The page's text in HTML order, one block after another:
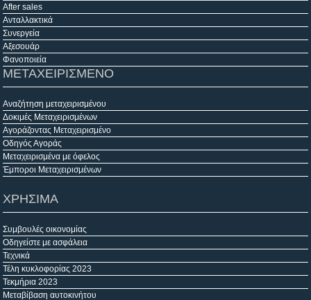
After sales
Ανταλλακτικά
Συνεργεία
Αξεσουάρ
Φανοποιεία
ΜΕΤΑΧΕΙΡΙΣΜΕΝΟ
Αναζήτηση μεταχειρισμένου
Δοκιμές Μεταχειρισμένων
Αγοράζοντας Μεταχειρισμένο
Οδηγός Αγοράς
Μεταχειρισμένα με όφελος
Έμποροι Μεταχειρισμένων
ΧΡΗΣΙΜΑ
Συμβουλές οικονομίας
Οδηγείστε με ασφάλεια
Τεχνικά
Τέλη κυκλοφορίας 2023
Τεκμήρια 2023
Μεταβίβαση αυτοκινήτου